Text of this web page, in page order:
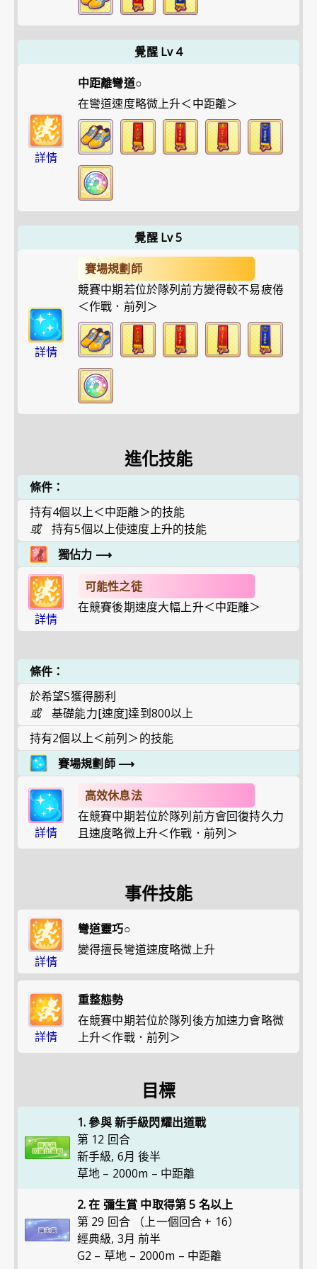
覺醒 Lv 4
詳情
中距離彎道○
在彎道速度略微上升＜中距離＞
覺醒 Lv 5
詳情
賽場規劃師
競賽中期若位於隊列前方變得較不易疲倦
＜作戰．前列＞
進化技能
條件：
持有4個以上＜中距離＞的技能
或
持有5個以上使速度上升的技能
獨佔力 ⟶
詳情
可能性之徒
在競賽後期速度大幅上升＜中距離＞
條件：
於希望S獲得勝利
或
基礎能力[速度]達到800以上
持有2個以上＜前列＞的技能
賽場規劃師 ⟶
詳情
高效休息法
在競賽中期若位於隊列前方會回復持久力
且速度略微上升＜作戰．前列＞
事件技能
詳情
彎道靈巧○
變得擅長彎道速度略微上升
詳情
重整態勢
在競賽中期若位於隊列後方加速力會略微
上升＜作戰．前列＞
目標
1. 參與 新手級閃耀出道戰
第 12 回合
新手級, 6月 後半
草地 – 2000m – 中距離
2. 在 彌生賞 中取得第 5 名以上
第 29 回合 （上一個回合 + 16）
經典級, 3月 前半
G2 – 草地 – 2000m – 中距離